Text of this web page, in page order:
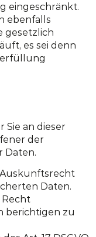
eingeschränkt.
ebenfalls
gesetzlich
es sei denn
Sie an dieser
der
Daten.
Auskunftsrecht
Daten.
Recht
berichtigen zu